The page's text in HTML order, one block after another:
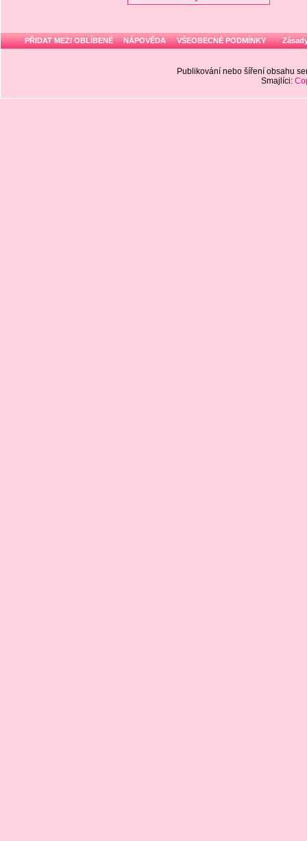
PŘIDAT MEZI OBLÍBENÉ NÁPOVĚDA VŠEOBECNÉ PODMÍNKY
Publikování nebo šíření obsahu
Smajlíci: